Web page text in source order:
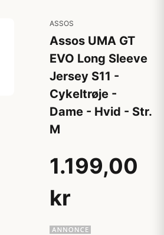
ASSOS
Assos UMA GT
EVO Long Sleeve
Jersey S11 -
Cykeltrøje -
Dame - Hvid - Str.
M
1.199,00
kr